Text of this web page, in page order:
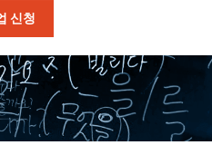
신청